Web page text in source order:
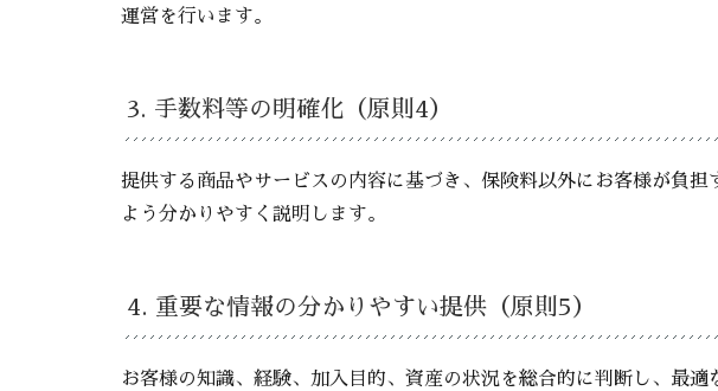
運営を行います。
3. 手数料等の明確化（原則4）
提供する商品やサービスの内容に基づき、保険料以外にお客様が負
よう分かりやすく説明します。
4. 重要な情報の分かりやすい提供（原則5）
お客様の知識、経験、加入目的、資産の状況を総合的に判断し、最適